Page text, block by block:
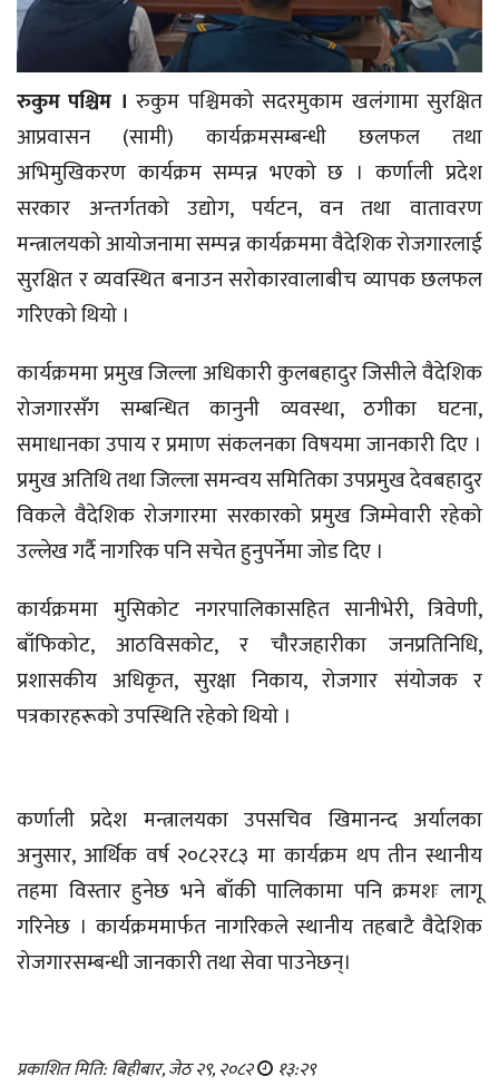
रुकुम पश्चिम । रुकुम पश्चिमको सदरमुकाम खलंगामा सुरक्षित
आप्रवासन (सामी) कार्यक्रमसम्बन्धी छलफल तथा
अभिमुखिकरण कार्यक्रम सम्पन्न भएको छ । कर्णाली प्रदेश
सरकार अन्तर्गतको उद्योग, पर्यटन, वन तथा वातावरण
मन्त्रालयको आयोजनामा सम्पन्न कार्यक्रममा वैदेशिक रोजगारलाई
सुरक्षित र व्यवस्थित बनाउन सरोकारवालाबीच व्यापक छलफल
गरिएको थियो ।
कार्यक्रममा प्रमुख जिल्ला अधिकारी कुलबहादुर जिसीले वैदेशिक
रोजगारसँग सम्बन्धित कानुनी व्यवस्था, ठगीका घटना,
समाधानका उपाय र प्रमाण संकलनका विषयमा जानकारी दिए ।
प्रमुख अतिथि तथा जिल्ला समन्वय समितिका उपप्रमुख देवबहादुर
विकले वैदेशिक रोजगारमा सरकारको प्रमुख जिम्मेवारी रहेको
उल्लेख गर्दै नागरिक पनि सचेत हुनुपर्नेमा जोड दिए ।
कार्यक्रममा मुसिकोट नगरपालिकासहित सानीभेरी, त्रिवेणी,
बाँफिकोट, आठविसकोट, र चौरजहारीका जनप्रतिनिधि,
प्रशासकीय अधिकृत, सुरक्षा निकाय, रोजगार संयोजक र
पत्रकारहरूको उपस्थिति रहेको थियो ।
कर्णाली प्रदेश मन्त्रालयका उपसचिव खिमानन्द अर्यालका
अनुसार, आर्थिक वर्ष २०८२र८३ मा कार्यक्रम थप तीन स्थानीय
तहमा विस्तार हुनेछ भने बाँकी पालिकामा पनि क्रमशः लागू
गरिनेछ । कार्यक्रममार्फत नागरिकले स्थानीय तहबाटै वैदेशिक
रोजगारसम्बन्धी जानकारी तथा सेवा पाउनेछन्।
प्रकाशित मिति: बिहीबार, जेठ २९, २०८२ १३:२९